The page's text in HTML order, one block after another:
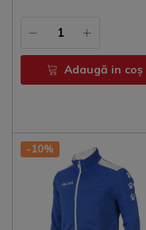
Adaugă in coş
-10%